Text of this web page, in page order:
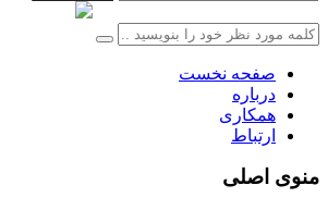
صفحه نخست
درباره
همکاری
ارتباط
منوی اصلی